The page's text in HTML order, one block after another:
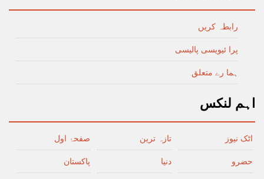
رابطہ کریں
پرا ئیویسی پالیسی
ہما رے متعلق
اہم لنکس
صفحۂ اول تازہ ترین اٹک نیوز
پاکستان دنیا حضرو